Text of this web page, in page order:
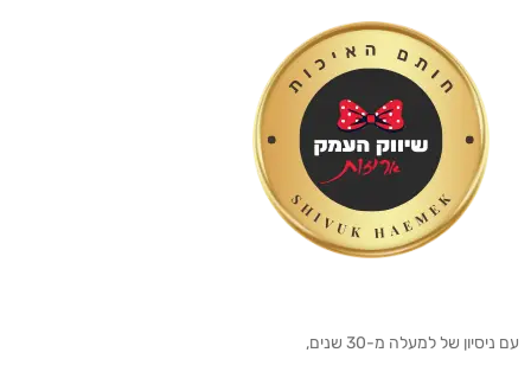
עם ניסיון של למעלה מ-30 שנים,